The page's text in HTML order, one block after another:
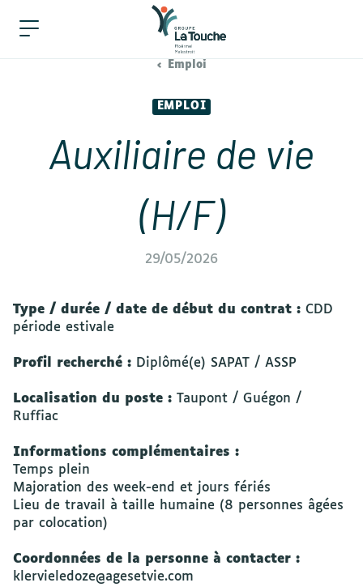
Emploi
EMPLOI
Auxiliaire de vie
(H/F)
29/05/2026
Type / durée / date de début du contrat : CDD
période estivale
Profil recherché : Diplômé(e) SAPAT / ASSP
Localisation du poste : Taupont / Guégon /
Ruffiac
Informations complémentaires :
Temps plein
Majoration des week-end et jours fériés
Lieu de travail à taille humaine (8 personnes âgées
par colocation)
Coordonnées de la personne à contacter :
klervieledoze@agesetvie.com